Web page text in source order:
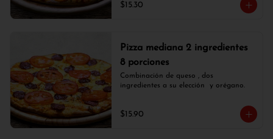
$15.30
Pizza mediana 2 ingredientes
8 porciones
Combinación de queso , dos
ingredientes a su elección  y orégano.
$15.90